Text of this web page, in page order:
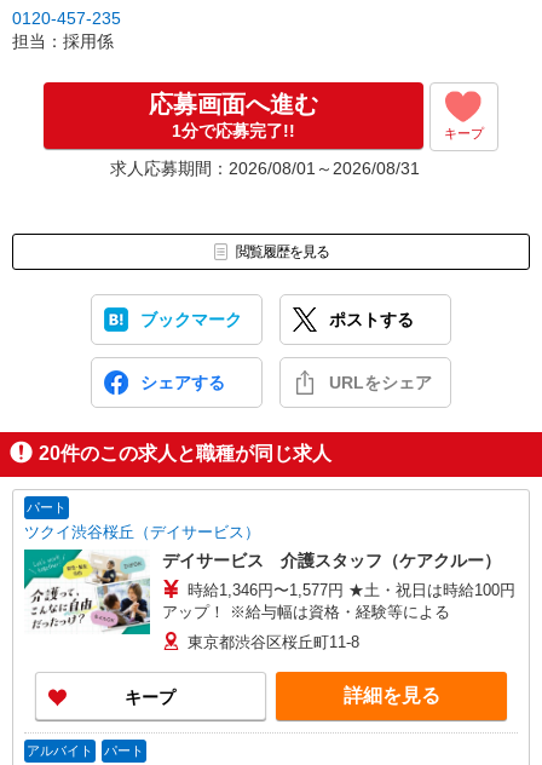
0120-457-235
担当：採用係
応募画面へ進む
1分で応募完了!! キープ
求人応募期間：2026/08/01～2026/08/31
閲覧履歴を見る
ブックマーク ポストする
シェアする URLをシェア
20件のこの求人と職種が同じ求人
パート
ツクイ渋谷桜丘（デイサービス）
デイサービス 介護スタッフ（ケアクルー）
時給1,346円〜1,577円 ★土・祝日は時給100円
アップ！ ※給与幅は資格・経験等による
東京都渋谷区桜丘町11-8
キープ 詳細を見る
アルバイト パート